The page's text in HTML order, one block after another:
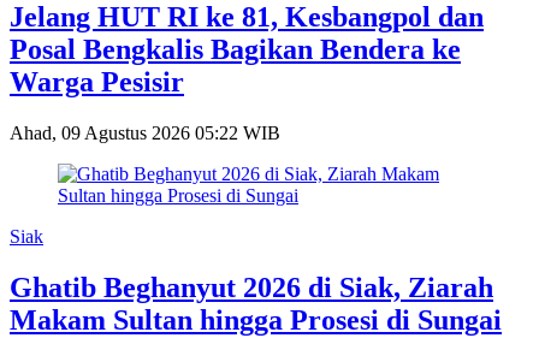
Jelang HUT RI ke 81, Kesbangpol dan
Posal Bengkalis Bagikan Bendera ke
Warga Pesisir
Ahad, 09 Agustus 2026 05:22 WIB
Siak
Ghatib Beghanyut 2026 di Siak, Ziarah
Makam Sultan hingga Prosesi di Sungai